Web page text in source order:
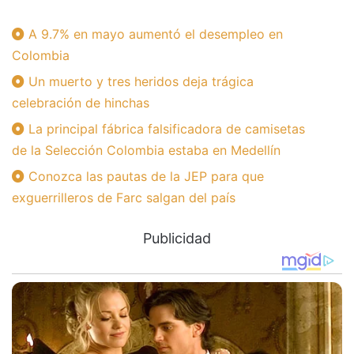
A 9.7% en mayo aumentó el desempleo en
Colombia
Un muerto y tres heridos deja trágica
celebración de hinchas
La principal fábrica falsificadora de camisetas
de la Selección Colombia estaba en Medellín
Conozca las pautas de la JEP para que
exguerrilleros de Farc salgan del país
Publicidad